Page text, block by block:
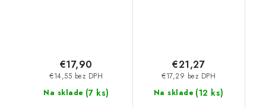
Na sklade (7 ks)
€14,55 bez DPH
€17,90
Na sklade (12 ks)
€17,29 bez DPH
€21,27